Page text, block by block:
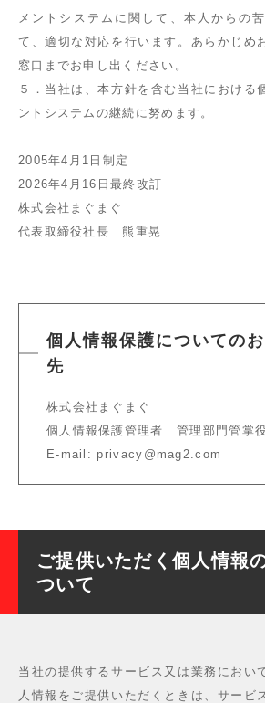
メントシステムに関して、本人からの
て、適切な対応を行います。あらかじめ
窓口までお申し出ください。
５．当社は、本方針を含む当社における
ントシステムの継続に努めます。
2005年4月1日制定
2026年4月16日最終改訂
株式会社まぐまぐ
代表取締役社長 熊重晃
個人情報保護についての
先
株式会社まぐまぐ
個人情報保護管理者 管理部門管掌
E-mail: privacy@mag2.com
ご提供いただく個人情報
ついて
当社の提供するサービス又は業務におい
人情報をご提供いただくときは、サービ